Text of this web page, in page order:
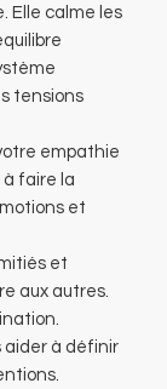
Elle calme les
tensions
empathie
faire la
et
et
aux autres.
aider à définir